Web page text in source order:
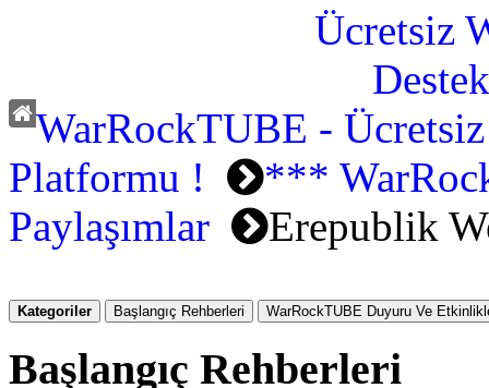
WarRockTUBE -
Platformu !
***
Paylaşımlar
Erepublik
Kategoriler Başlangıç Rehberleri WarRockTUBE Duyuru Ve
Başlangıç Rehberleri